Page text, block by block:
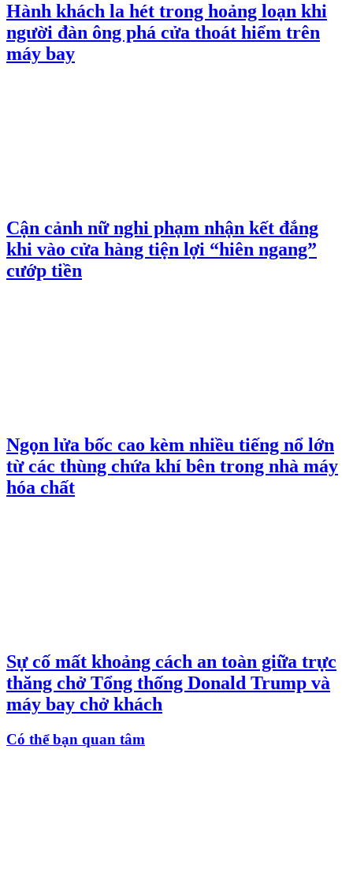
Hành khách la hét trong hoảng loạn khi
người đàn ông phá cửa thoát hiểm trên
máy bay
Cận cảnh nữ nghi phạm nhận kết đắng
khi vào cửa hàng tiện lợi “hiên ngang”
cướp tiền
Ngọn lửa bốc cao kèm nhiều tiếng nổ lớn
từ các thùng chứa khí bên trong nhà máy
hóa chất
Sự cố mất khoảng cách an toàn giữa trực
thăng chở Tổng thống Donald Trump và
máy bay chở khách
Có thể bạn quan tâm